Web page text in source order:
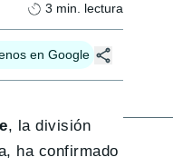
3 min. lectura
en Google
, la división
ha confirmado